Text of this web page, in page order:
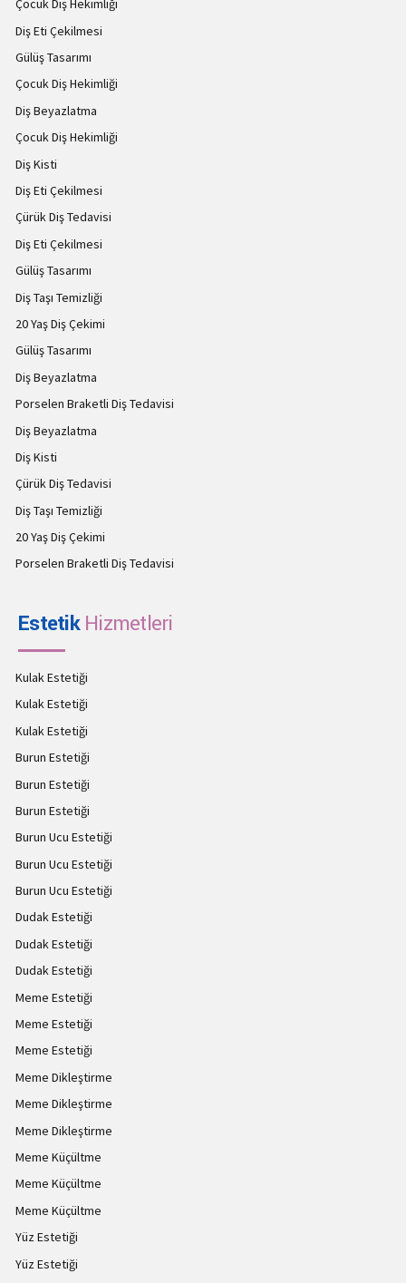
Çocuk Diş Hekimliği
Diş Eti Çekilmesi
Gülüş Tasarımı
Çocuk Diş Hekimliği
Diş Beyazlatma
Çocuk Diş Hekimliği
Diş Kisti
Diş Eti Çekilmesi
Çürük Diş Tedavisi
Diş Eti Çekilmesi
Gülüş Tasarımı
Diş Taşı Temizliği
20 Yaş Diş Çekimi
Gülüş Tasarımı
Diş Beyazlatma
Porselen Braketli Diş Tedavisi
Diş Beyazlatma
Diş Kisti
Çürük Diş Tedavisi
Diş Taşı Temizliği
20 Yaş Diş Çekimi
Porselen Braketli Diş Tedavisi
Estetik Hizmetleri
Kulak Estetiği
Kulak Estetiği
Kulak Estetiği
Burun Estetiği
Burun Estetiği
Burun Estetiği
Burun Ucu Estetiği
Burun Ucu Estetiği
Burun Ucu Estetiği
Dudak Estetiği
Dudak Estetiği
Dudak Estetiği
Meme Estetiği
Meme Estetiği
Meme Estetiği
Meme Dikleştirme
Meme Dikleştirme
Meme Dikleştirme
Meme Küçültme
Meme Küçültme
Meme Küçültme
Yüz Estetiği
Yüz Estetiği